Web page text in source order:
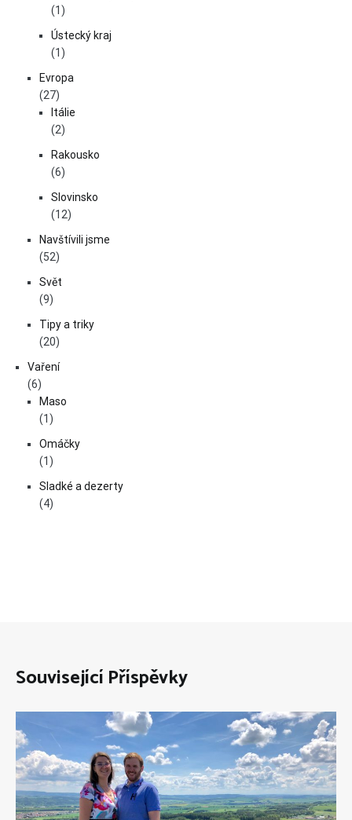
(1)
Ústecký kraj
(1)
Evropa
(27)
Itálie
(2)
Rakousko
(6)
Slovinsko
(12)
Navštívili jsme
(52)
Svět
(9)
Tipy a triky
(20)
Vaření
(6)
Maso
(1)
Omáčky
(1)
Sladké a dezerty
(4)
Související Příspěvky